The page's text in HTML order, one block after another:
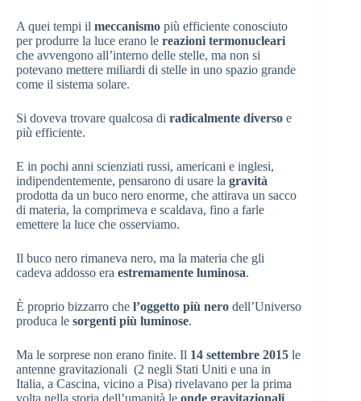
A quei tempi il meccanismo più efficiente conosciuto
per produrre la luce erano le reazioni termonucleari
che avvengono all’interno delle stelle, ma non si
potevano mettere miliardi di stelle in uno spazio grande
come il sistema solare.
Si doveva trovare qualcosa di radicalmente diverso e
più efficiente.
E in pochi anni scienziati russi, americani e inglesi,
indipendentemente, pensarono di usare la gravità
prodotta da un buco nero enorme, che attirava un sacco
di materia, la comprimeva e scaldava, fino a farle
emettere la luce che osserviamo.
Il buco nero rimaneva nero, ma la materia che gli
cadeva addosso era estremamente luminosa.
È proprio bizzarro che l’oggetto più nero dell’Universo
produca le sorgenti più luminose.
Ma le sorprese non erano finite. Il 14 settembre 2015 le
antenne gravitazionali (2 negli Stati Uniti e una in
Italia, a Cascina, vicino a Pisa) rivelavano per la prima
volta nella storia dell’umanità le onde gravitazionali